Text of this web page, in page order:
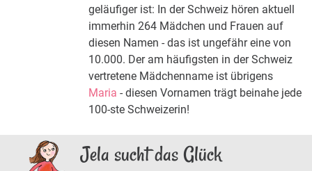
geläufiger ist: In der Schweiz hören aktuell
immerhin 264 Mädchen und Frauen auf
diesen Namen - das ist ungefähr eine von
10.000. Der am häufigsten in der Schweiz
vertretene Mädchenname ist übrigens
Maria - diesen Vornamen trägt beinahe jede
100-ste Schweizerin!
Jela sucht das Glück